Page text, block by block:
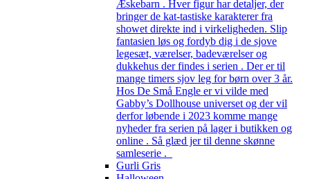
Æskebarn . Hver figur har detaljer, der
bringer de kat-tastiske karakterer fra
showet direkte ind i virkeligheden. Slip
fantasien løs og fordyb dig i de sjove
legesæt, værelser, badeværelser og
dukkehus der findes i serien . Der er til
mange timers sjov leg for børn over 3 år.
Hos De Små Engle er vi vilde med
Gabby’s Dollhouse universet og der vil
derfor løbende i 2023 komme mange
nyheder fra serien på lager i butikken og
online . Så glæd jer til denne skønne
samleserie .
Gurli Gris